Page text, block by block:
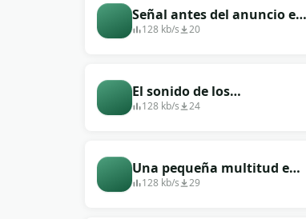
Señal antes del anuncio en
el aeropuerto.
128 kb/s 20
El sonido de los
controladores del
128 kb/s 24
Una pequeña multitud en
el aeropuerto y un
128 kb/s 29